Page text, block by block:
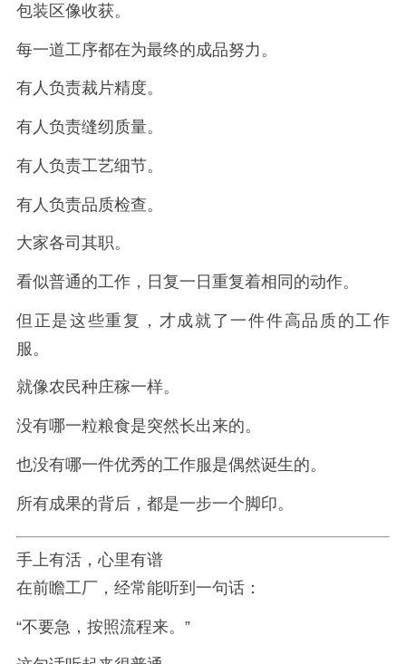
包装区像收获。
每一道工序都在为最终的成品努力。
有人负责裁片精度。
有人负责缝纫质量。
有人负责工艺细节。
有人负责品质检查。
大家各司其职。
看似普通的工作，日复一日重复着相同的动作。
但正是这些重复，才成就了一件件高品质的工作
服。
就像农民种庄稼一样。
没有哪一粒粮食是突然长出来的。
也没有哪一件优秀的工作服是偶然诞生的。
所有成果的背后，都是一步一个脚印。
手上有活，心里有谱
在前瞻工厂，经常能听到一句话：
“不要急，按照流程来。”